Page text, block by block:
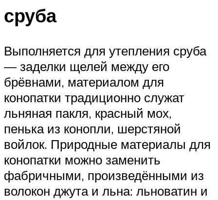
сруба
Выполняется для утепления сруба
— заделки щелей между его
брёвнами, материалом для
конопатки традиционно служат
льняная пакля, красный мох,
пенька из конопли, шерстяной
войлок. Природные материалы для
конопатки можно заменить
фабричными, произведёнными из
волокон джута и льна: льноватин и